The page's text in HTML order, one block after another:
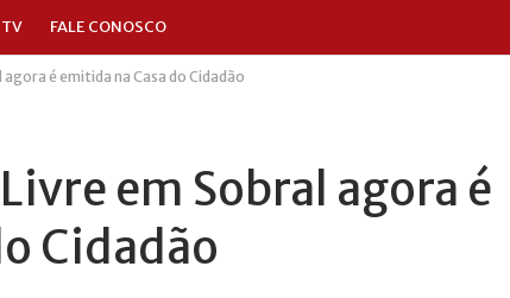
FALE CONOSCO
é emitida na Casa do Cidadão
em Sobral agora é
Cidadão